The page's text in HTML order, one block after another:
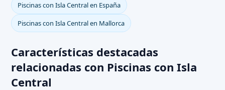
Piscinas con Isla Central en España
Piscinas con Isla Central en Mallorca
Características destacadas
relacionadas con Piscinas con Isla
Central